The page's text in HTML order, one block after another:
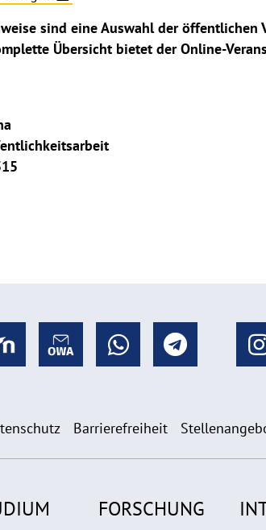
sind eine Auswahl der öffentlichen
Übersicht bietet der Online-
Barrierefreiheit
FORSCHUNG